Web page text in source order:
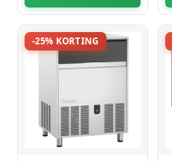
-25% KORTING